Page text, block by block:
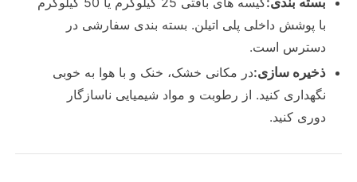
با پوشش داخلی پلی اتیلن. بسته بندی سفارشی در
دسترس است.
ذخیره سازی:در مکانی خشک، خنک و با هوا به خوبی
نگهداری کنید. از رطوبت و مواد شیمیایی ناسازگار
دوری کنید.